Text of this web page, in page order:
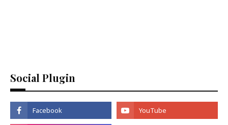
Social Plugin